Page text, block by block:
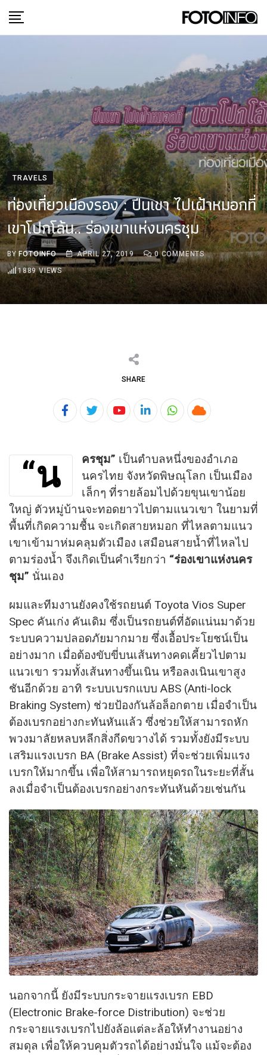
to
TRAVELS
ท่องเที่ยวเมืองรอง : ปีนเขา ไปเฝ้าหมอกที่
เขาโปกโล้น.. ร่องเขาแห่งนครชุม
BYFOTOINFO APRIL 27, 2019 0COMMENTS
1889VIEWS
SHARE
YoutubeLinkedInWhatsapp
Cloud
“น ครชุม” เป็นตำบลหนึ่งของอำเภอ
นครไทย จังหวัดพิษณุโลก เป็นเมือง
เล็กๆ ที่รายล้อมไปด้วยขุนเขาน้อย
ใหญ่ ตัวหมู่บ้านจะทอดยาวไปตามแนวเขา ในยามที่
พื้นที่เกิดความชื้น จะเกิดสายหมอก ที่ไหลตามแนว
เขาเข้ามาห่มคลุมตัวเมือง เสมือนสายนํ้าที่ไหลไป
ตามร่องนํ้า จึงเกิดเป็นคำเรียกว่า “ร่องเขาแห่งนคร
ชุม” นั่นเอง
ผมและทีมงานยังคงใช้รถยนต์ Toyota Vios Super
Spec คันเก่ง คันเดิม ซึ่งเป็นรถยนต์ที่อัดแน่นมาด้วย
ระบบความปลอดภัยมากมาย ซึ่งเอื้อประโยชน์เป็น
อย่างมาก เมื่อต้องขับขี่บนเส้นทางคดเคี้ยวไปตาม
แนวเขา รวมทั้งเส้นทางขึ้นเนิน หรือลงเนินเขาสูง
ชันอีกด้วย อาทิ ระบบเบรกแบบ ABS (Anti-lock
Braking System) ช่วยป้องกันล้อล็อกตาย เมื่อจำเป็น
ต้องเบรกอย่างกะทันหันแล้ว ซึ่งช่วยให้สามารถหัก
พวงมาลัยหลบหลีกสิ่งกีดขวางได้ รวมทั้งยังมีระบบ
เสริมแรงเบรก BA (Brake Assist) ที่จะช่วยเพิ่มแรง
เบรกให้มากขึ้น เพื่อให้สามารถหยุดรถในระยะที่สั้น
ลงเมื่อจำเป็นต้องเบรกอย่างกระทันหันด้วยเช่นกัน
นอกจากนี้ ยังมีระบบกระจายแรงเบรก EBD
(Electronic Brake-force Distribution) จะช่วย
กระจายแรงเบรกไปยังล้อแต่ละล้อให้ทำงานอย่าง
สมดุล เพื่อให้ควบคุมตัวรถได้อย่างมั่นใจ แม้จะต้อง